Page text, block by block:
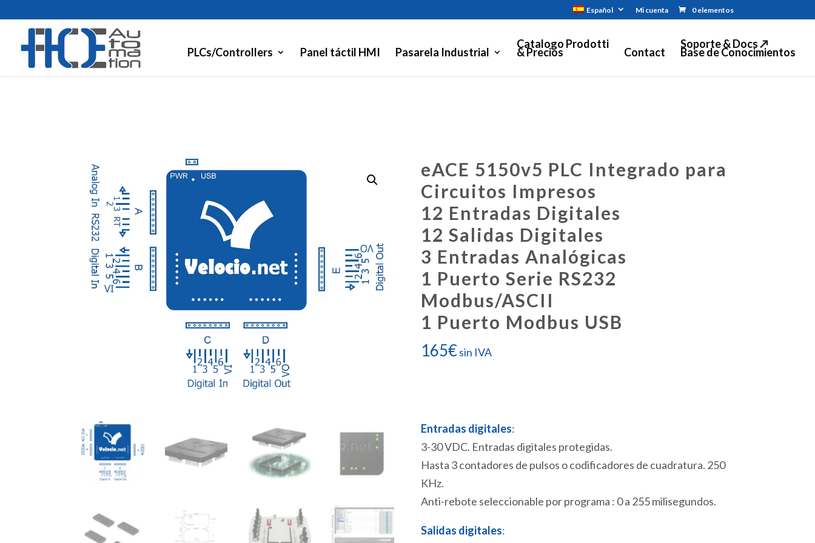
Español Mi cuenta 0 elementos
PLCs/Controllers Panel táctil HMI Pasarela Industrial
Catalogo Prodotti
& Precios Contact
Soporte & Docs ↗
Base de Conocimientos
eACE 5150v5 PLC Integrado para
Circuitos Impresos
12 Entradas Digitales
12 Salidas Digitales
3 Entradas Analógicas
1 Puerto Serie RS232
Modbus/ASCII
1 Puerto Modbus USB
165€ sin IVA
Entradas digitales:
3-30 VDC. Entradas digitales protegidas.
Hasta 3 contadores de pulsos o codificadores de cuadratura. 250
KHz.
Anti-rebote seleccionable por programa : 0 a 255 milisegundos.
Salidas digitales: